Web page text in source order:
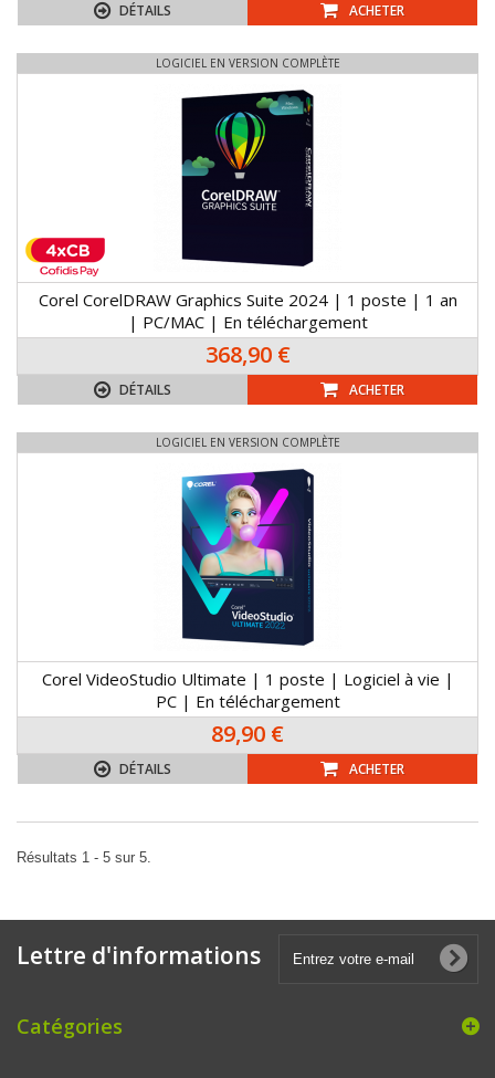
DÉTAILS ACHETER
LOGICIEL EN VERSION COMPLÈTE
Corel CorelDRAW Graphics Suite 2024 | 1 poste | 1 an
| PC/MAC | En téléchargement
368,90 €
DÉTAILS ACHETER
LOGICIEL EN VERSION COMPLÈTE
Corel VideoStudio Ultimate | 1 poste | Logiciel à vie |
PC | En téléchargement
89,90 €
DÉTAILS ACHETER
Résultats 1 - 5 sur 5.
Lettre d'informations
Catégories